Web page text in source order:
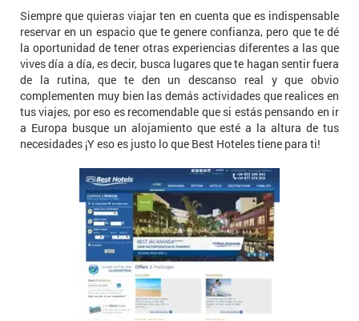
Siempre que quieras viajar ten en cuenta que es indispensable
reservar en un espacio que te genere confianza, pero que te dé
la oportunidad de tener otras experiencias diferentes a las que
vives día a día, es decir, busca lugares que te hagan sentir fuera
de la rutina, que te den un descanso real y que obvio
complementen muy bien las demás actividades que realices en
tus viajes, por eso es recomendable que si estás pensando en ir
a Europa busque un alojamiento que esté a la altura de tus
necesidades ¡Y eso es justo lo que Best Hoteles tiene para ti!